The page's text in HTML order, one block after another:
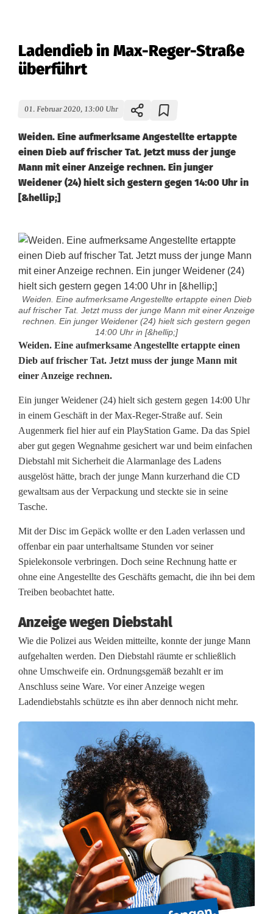
Ladendieb in Max-Reger-Straße
überführt
01. Februar 2020, 13:00 Uhr
Weiden. Eine aufmerksame Angestellte ertappte
einen Dieb auf frischer Tat. Jetzt muss der junge
Mann mit einer Anzeige rechnen. Ein junger
Weidener (24) hielt sich gestern gegen 14:00 Uhr in
[&hellip;]
Weiden. Eine aufmerksame Angestellte ertappte einen Dieb
auf frischer Tat. Jetzt muss der junge Mann mit einer Anzeige
rechnen. Ein junger Weidener (24) hielt sich gestern gegen
14:00 Uhr in [&hellip;]
L
a
d
e
n
d
i
e
b
i
n
a
x
-
R
e
e
-
S
t
r
a
Weiden. Eine aufmerksame Angestellte ertappte einen
Dieb auf frischer Tat. Jetzt muss der junge Mann mit
einer Anzeige rechnen.
Ein junger Weidener (24) hielt sich gestern gegen 14:00 Uhr
in einem Geschäft in der Max-Reger-Straße auf. Sein
Augenmerk fiel hier auf ein PlayStation Game. Da das Spiel
aber gut gegen Wegnahme gesichert war und beim einfachen
Diebstahl mit Sicherheit die Alarmanlage des Ladens
ausgelöst hätte, brach der junge Mann kurzerhand die CD
gewaltsam aus der Verpackung und steckte sie in seine
Tasche.
Mit der Disc im Gepäck wollte er den Laden verlassen und
offenbar ein paar unterhaltsame Stunden vor seiner
Spielekonsole verbringen. Doch seine Rechnung hatte er
ohne eine Angestellte des Geschäfts gemacht, die ihn bei dem
Treiben beobachtet hatte.
Anzeige wegen Diebstahl
Wie die Polizei aus Weiden mitteilte, konnte der junge Mann
aufgehalten werden. Den Diebstahl räumte er schließlich
ohne Umschweife ein. Ordnungsgemäß bezahlt er im
Anschluss seine Ware. Vor einer Anzeige wegen
Ladendiebstahls schützte es ihn aber dennoch nicht mehr.